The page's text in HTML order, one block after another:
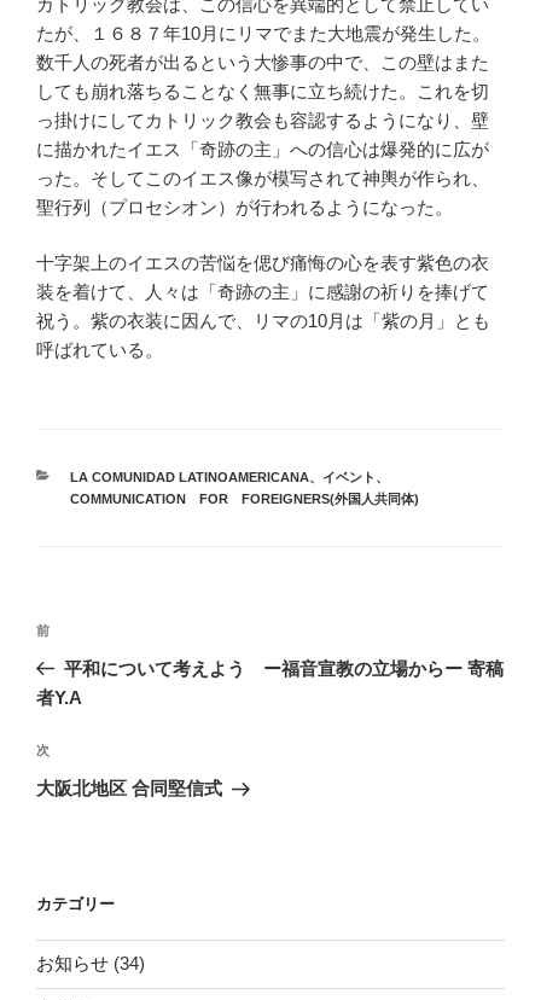
たが、１６８７年10月にリマでまた大地震が発生した。
数千人の死者が出るという大惨事の中で、この壁はまた
しても崩れ落ちることなく無事に立ち続けた。これを切
っ掛けにしてカトリック教会も容認するようになり、壁
に描かれたイエス「奇跡の主」への信心は爆発的に広が
った。そしてこのイエス像が模写されて神輿が作られ、
聖行列（プロセシオン）が行われるようになった。
十字架上のイエスの苦悩を偲び痛悔の心を表す紫色の衣
装を着けて、人々は「奇跡の主」に感謝の祈りを捧げて
祝う。紫の衣装に因んで、リマの10月は「紫の月」とも
呼ばれている。
カ
テ
LA COMUNIDAD LATINOAMERICANA、 イベント 、
COMMUNICATION FOR FOREIGNERS(外国人共同体)
投
ナ
ゲ
ー
前
の
投
前
平和について考えよう ー福音宣教の立場からー 寄稿
者Y.A
次
の
次
大阪北地区 合同堅信式
カテゴリー
お知らせ (34)